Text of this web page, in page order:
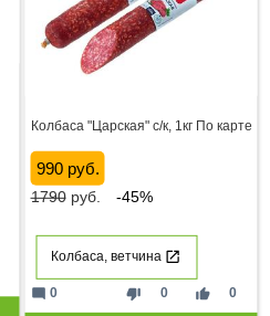
Колбаса "Царская" с/к, 1кг По карте
990 руб.
1790руб. -45%
Колбаса, ветчина
thumb_down 0 thumb_up 0
mode_comment 0